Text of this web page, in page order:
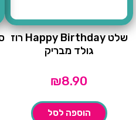
שלט Happy Birthday רוז
גולד מבריק
₪8.90
הוספה לסל